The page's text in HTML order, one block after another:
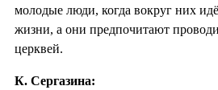
молодые люди, когда вокруг них
жизни, а они предпочитают
церквей.
К. Сергазина: